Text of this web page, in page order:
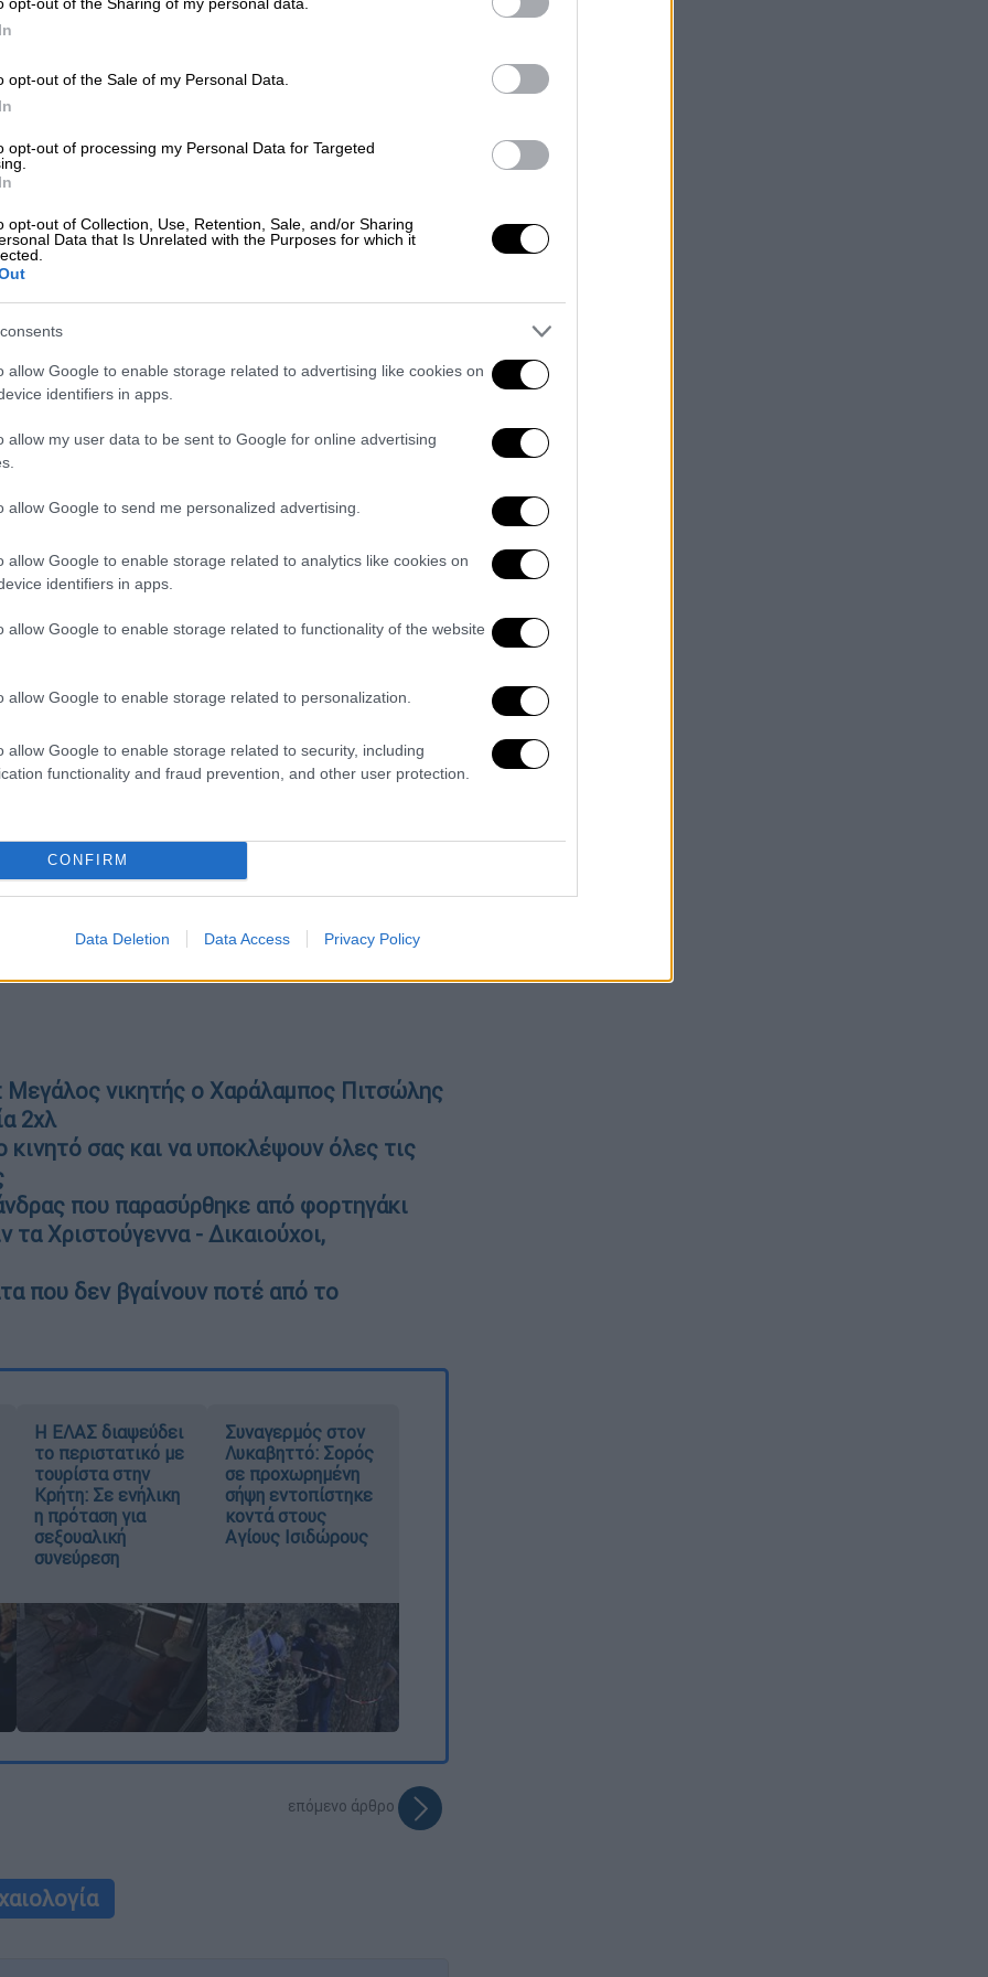
opt-out of the Sale of my Personal Data.
opt-out of processing my Personal Data for Targeted
opt-out of Collection, Use, Retention, Sale, and/or Sharing
Data that Is Unrelated with the Purposes for which it
allow Google to enable storage related to advertising like cookies on
identifiers in apps.
allow my user data to be sent to Google for online advertising
allow Google to send me personalized advertising.
allow Google to enable storage related to analytics like cookies on
identifiers in apps.
allow Google to enable storage related to functionality of the website
allow Google to enable storage related to personalization.
allow Google to enable storage related to security, including
functionality and fraud prevention, and other user protection.
CONFIRM
Data Deletion Data Access Privacy Policy
discovered in ISRAEL.
(@ArmstrongIBA)November
Δεν είναι η βασιλική επιγραφή
Συνδέεσαι αμέσως με αυτό το
στο CNN o καθηγητής Garfinkel, συν-
στο Jerusalem Journal of
πριν από περίπου5.000 χρόνια από
(στο σημερινό Ιράκ). Όπως και τα
εκατοντάδες εικονογράμματα για την
οι πρώτοι που χρησιμοποίησαν
αντιπροσώπευαν ήχους, με το σύστημα
το ελληνικό και τελικά στο
περισσότερο σήμερα.
χρησιμοποιείτε το
πως «Οι Χαναναίοι επινόησαν
στον κόσμο μπορεί να διαβάσει και να
αλφαβήτου. Αυτό είναι πραγματικά ένα
της ανθρωπότητας», είπε
στο Ισραήλ. Ωστόσο,
η ερευνήτρια Madeleine Mumcuoglu
iPhone μου. Και δεν ήταν αρκετά καλή.
τράβηξα άλλη μια φωτογραφία», είπε η
είδε τα ισχνά γράμματα στη μικρή
νικητής ο Χαράλαμπος Πιτσώλης
2χλ
σας και να υποκλέψουν όλες τις
που παρασύρθηκε από φορτηγάκι
Χριστούγεννα - Δικαιούχοι,
που δεν βγαίνουν ποτέ από το
Η ΕΛΑΣ διαψεύδει
το περιστατικό με
τουρίστα στην
Κρήτη: Σε ενήλικη
η πρόταση για
σεξουαλική
συνεύρεση
Συναγερμός στον
Λυκαβηττό: Σορός
σε προχωρημένη
σήψη εντοπίστηκε
κοντά στους
Αγίους Ισιδώρους
επόμενο άρθρο